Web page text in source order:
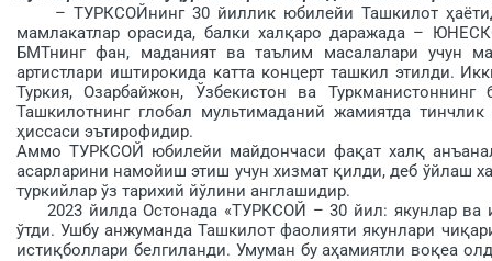
– ТУРКСОЙнинг 30 йиллик юбилейи Ташкилот
мамлакатлар орасида, балки халқаро даражада –
БМТнинг фан, маданият ва таълим масалалари учун
артистлари иштирокида катта концерт ташкил этилди.
Туркия, Озарбайжон, Ўзбекистон ва
Ташкилотнинг глобал мультимаданий жамиятда
ҳиссаси эътирофидир.
Аммо ТУРКСОЙ юбилейи майдончаси фақат халқ
асарларини намойиш этиш учун хизмат қилди, деб ўйлаш
туркийлар ўз тарихий йўлини англашидир.
2023 йилда Остонада «ТУРКСОЙ – 30 йил: якунлар ва
ўтди. Ушбу анжуманда Ташкилот фаолияти якунлари
истиқболлари белгиланди. Умуман бу аҳа­миятли воқеа